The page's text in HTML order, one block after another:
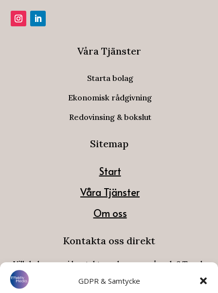
GDPR & Samtycke
Våra Tjänster
Starta bolag
Ekonomisk rådgivning
Redovinsing & bokslut
Sitemap
Start
Våra Tjänster
Om oss
Kontakta oss direkt
Vill du komma i kontakt med oss omgående? Tryck
här nedan så öppnas ett nytt fönster direkt.